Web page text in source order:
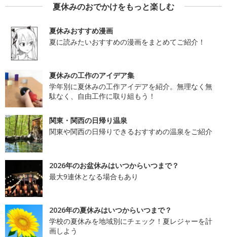
夏休みのおでかけをもっと楽しむ
夏休みおすすめ漫画
夏に読みたいおすすめの漫画をまとめてご紹介！
夏休みの工作のアイデア集
学年別に夏休みの工作アイデアを紹介。無理なく無
駄なく、自由工作に取り組もう！
関東・関西の日帰り温泉
関東や関西の日帰りできるおすすめの温泉をご紹介
2026年のお盆休みはいつからいつまで？
最大9連休となる場合もあり
2026年の夏休みはいつからいつまで？
学校の夏休みを地域別にチェック！夏レジャーを計
画しよう